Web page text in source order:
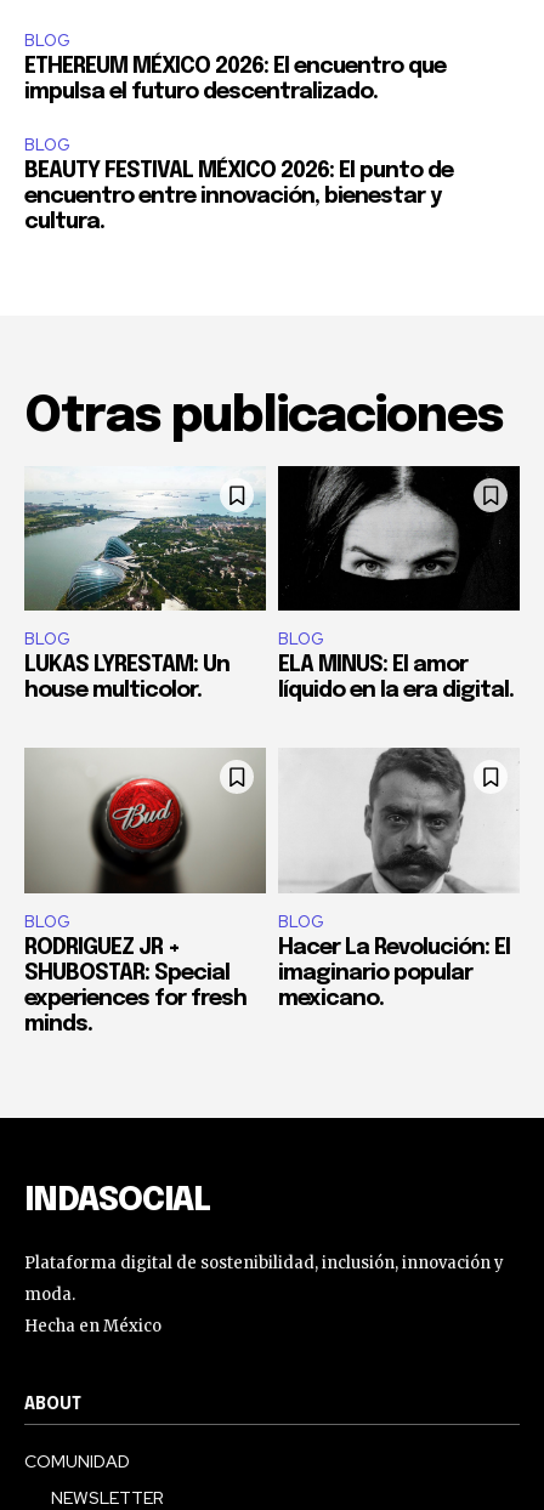
BLOG
ETHEREUM MÉXICO 2026: El encuentro que
impulsa el futuro descentralizado.
BLOG
BEAUTY FESTIVAL MÉXICO 2026: El punto de
encuentro entre innovación, bienestar y
cultura.
Otras publicaciones
BLOG
LUKAS LYRESTAM: Un
house multicolor.
BLOG
ELA MINUS: El amor
líquido en la era digital.
BLOG
RODRIGUEZ JR +
SHUBOSTAR: Special
experiences for fresh
minds.
BLOG
Hacer La Revolución: El
imaginario popular
mexicano.
INDASOCIAL
Plataforma digital de sostenibilidad, inclusión, innovación y
moda.
Hecha en México
ABOUT
COMUNIDAD
NEWSLETTER